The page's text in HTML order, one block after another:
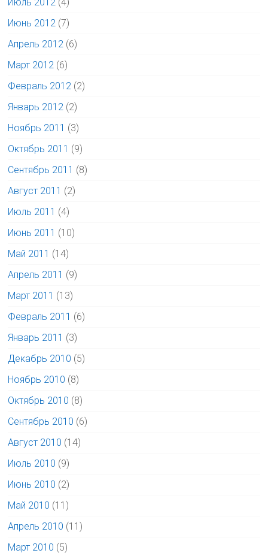
Июнь 2012 (7)
Апрель 2012 (6)
Март 2012 (6)
Февраль 2012 (2)
Январь 2012 (2)
Ноябрь 2011 (3)
Октябрь 2011 (9)
Сентябрь 2011 (8)
Август 2011 (2)
Июль 2011 (4)
Июнь 2011 (10)
Май 2011 (14)
Апрель 2011 (9)
Март 2011 (13)
Февраль 2011 (6)
Январь 2011 (3)
Декабрь 2010 (5)
Ноябрь 2010 (8)
Октябрь 2010 (8)
Сентябрь 2010 (6)
Август 2010 (14)
Июль 2010 (9)
Июнь 2010 (2)
Май 2010 (11)
Апрель 2010 (11)
Март 2010 (5)